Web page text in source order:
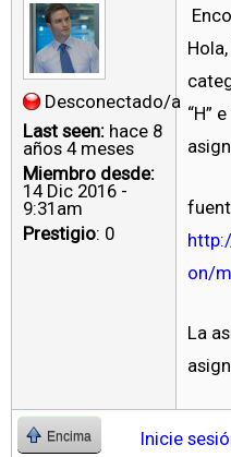
Desconectado/a
Last seen: hace 8
años 4 meses
Miembro desde:
14 Dic 2016 -
9:31am
Prestigio: 0
“H”
on/
La
Encima Inicie